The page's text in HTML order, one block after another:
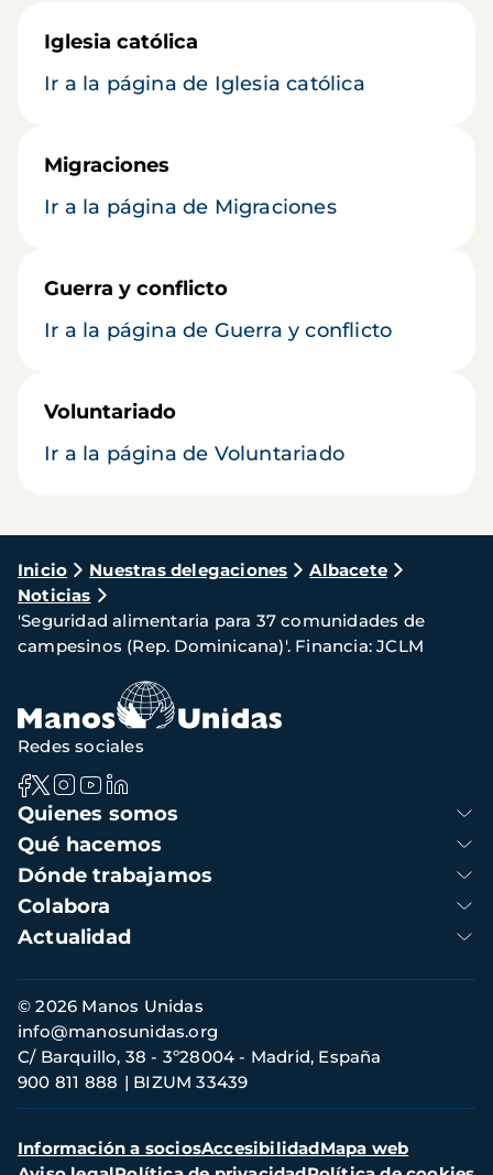
Iglesia católica
Ir a la página de Iglesia católica
Migraciones
Ir a la página de Migraciones
Guerra y conflicto
Ir a la página de Guerra y conflicto
Voluntariado
Ir a la página de Voluntariado
Ruta
de
navegación
Inicio Nuestras delegaciones
Albacete
Noticias
'Seguridad alimentaria para 37 comunidades de
campesinos (Rep. Dominicana)'. Financia: JCLM
Navegación
principal
Quienes somos
Qué hacemos
Dónde trabajamos
Colabora
Actualidad
Redes sociales
Información
de
contacto
© 2026 Manos Unidas
C/ Barquillo, 38 - 3º28004 - Madrid, España
900 811 888
BIZUM 33439
info@manosunidas.org
Menú
secundario
Información a sociosAccesibilidadMapa web